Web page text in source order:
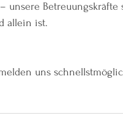
unsere Betreuungskräfte
allein ist.
uns